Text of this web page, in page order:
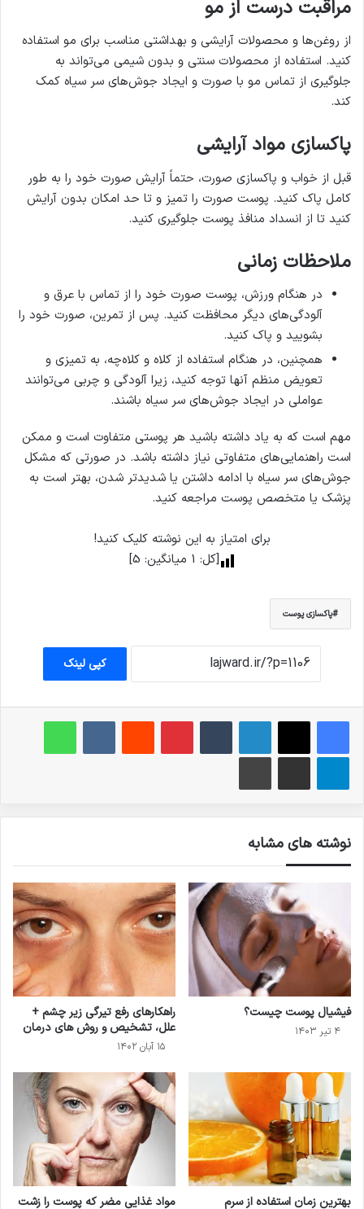
مراقبت درست از مو
از روغن‌ها و محصولات آرایشی و بهداشتی مناسب برای مو استفاده
کنید. استفاده از محصولات سنتی و بدون شیمی می‌تواند به
جلوگیری از تماس مو با صورت و ایجاد جوش‌های سر سیاه کمک
کند.
پاکسازی مواد آرایشی
قبل از خواب و پاکسازی صورت، حتماً آرایش صورت خود را به طور
کامل پاک کنید. پوست صورت را تمیز و تا حد امکان بدون آرایش
کنید تا از انسداد منافذ پوست جلوگیری کنید.
ملاحظات زمانی
در هنگام ورزش، پوست صورت خود را از تماس با عرق و
آلودگی‌های دیگر محافظت کنید. پس از تمرین، صورت خود را
بشویید و پاک کنید.
همچنین، در هنگام استفاده از کلاه و کلاه‌چه، به تمیزی و
تعویض منظم آنها توجه کنید، زیرا آلودگی و چربی می‌توانند
عواملی در ایجاد جوش‌های سر سیاه باشند.
مهم است که به یاد داشته باشید هر پوستی متفاوت است و ممکن
است راهنمایی‌های متفاوتی نیاز داشته باشد. در صورتی که مشکل
جوش‌های سر سیاه با ادامه داشتن یا شدیدتر شدن، بهتر است به
پزشک یا متخصص پوست مراجعه کنید.
برای امتیاز به این نوشته کلیک کنید!
[کل: 1 میانگین: 5
]
پاکسازی پوست
کپی لینک
فیس بوک X لینکدین ‫تامبلر ‫پین‌ترست‫رددیت ‫VKontakteواتس آپ
تلگرام اشتراک گذاری از طریق ایمیل چاپ
نوشته های مشابه
فیشیال پوست چیست؟
۴ تیر ۱۴۰۳
راهکارهای رفع تیرگی زیر چشم +
علل، تشخیص و روش های درمان
۱۵ آبان ۱۴۰۲
بهترین زمان استفاده از سرم مواد غذایی مضر که پوست را زشت